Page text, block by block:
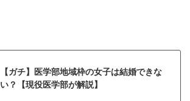
【ガチ】医学部地域枠の女子は結婚できな
い？【現役医学部が解説】